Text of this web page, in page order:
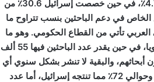
السويد 2.9٪، وفي فرنسا 2.7٪، وفي إسرائيل 2.6٪ قبل عام 2004، ثم ارتفعت إلى 4.7٪، في حين خصصت إسرائيل 30.6٪ من
الخاص في دعم الباحثين بنسب تتراوح ما
من ميزانيات البحث العلمي العربي تأتي من القطاع الحكومي. وهو ما
انعكس على نسبة البحوث المنتجة، حيث تنتج الدول العربية مجتمعة 15 ألف بحث سنويا، في حين يقدر عدد الباحثين فيها 55 ألف
أبحاثهم، والبقية لا تنشر بشكل سنوي أي
مساهمات علمية، وكل المنتج العلمي العربي، أقل من10٪ مما تنتجه الدول المتقدمة، وحوالي 72٪ مما تنتجه إسرائيل، أما عدد